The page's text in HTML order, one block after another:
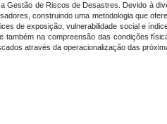
de Riscos de Desastres. Devido à
construindo uma metodologia que
de exposição, vulnerabilidade social e
na compreensão das condições
através da operacionalização das